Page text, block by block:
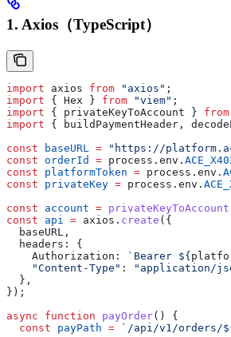
1. Axios（TypeScript）
import axios from "axios" ;
import { Hex } from "viem" ;
import { privateKeyToAccount } from
import { buildPaymentHeader ,
const baseURL = "https://
const orderId = process . env .
const platformToken = process . env .
const privateKey = process . env .
const account = privateKeyToAccount
const api = axios . create ({
  baseURL
,
  headers:
{
    Authorization:
`Bearer ${
    "Content-Type"
: "application/
  },
});
async function payOrder() {
  const
payPath = `/api/v1/orders/